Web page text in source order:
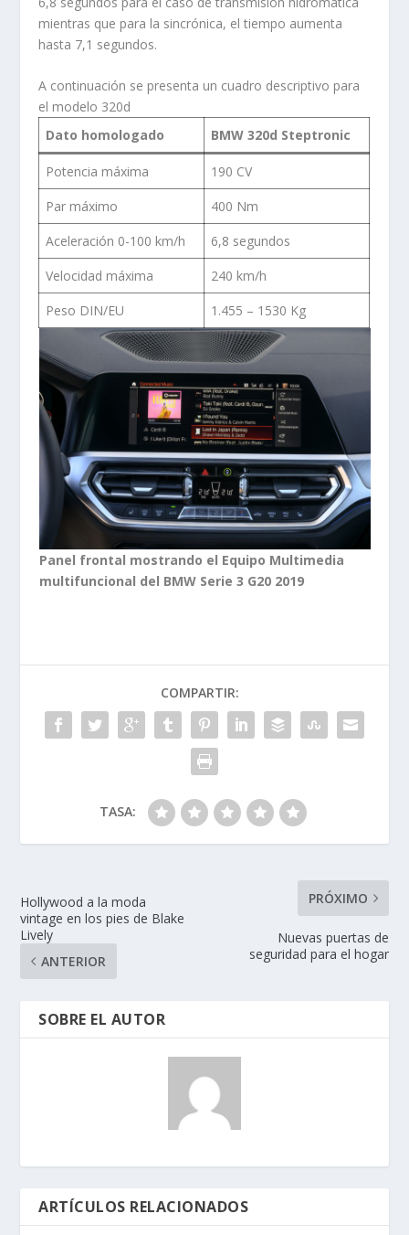
mientras que para la sincrónica, el tiempo aumenta
hasta 7,1 segundos.
A continuación se presenta un cuadro descriptivo para
el modelo 320d
Dato homologado
BMW 320d Steptronic
Potencia máxima
190 CV
Par máximo
400 Nm
Aceleración 0-100 km/h
6,8 segundos
Velocidad máxima
240 km/h
Peso DIN/EU
1.455 – 1530 Kg
Panel frontal mostrando el Equipo Multimedia
multifuncional del BMW Serie 3 G20 2019
COMPARTIR:
TASA:
Hollywood a la moda
vintage en los pies de Blake
Lively
ANTERIOR
PRÓXIMO
Nuevas puertas de
seguridad para el hogar
SOBRE EL AUTOR
ARTÍCULOS RELACIONADOS